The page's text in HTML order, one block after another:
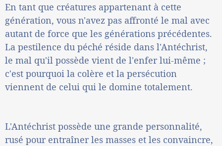
En tant que créatures appartenant à cette
génération, vous n'avez pas affronté le mal avec
autant de force que les générations précédentes.
La pestilence du péché réside dans l'Antéchrist,
le mal qu'il possède vient de l'enfer lui-même ;
c'est pourquoi la colère et la persécution
viennent de celui qui le domine totalement.
L'Antéchrist possède une grande personnalité,
rusé pour entraîner les masses et les convaincre,